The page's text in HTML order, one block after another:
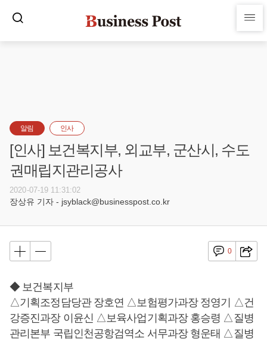
알림 인사
[인사] 보건복지부, 외교부, 군산시, 수도
권매립지관리공사
2020-07-19 11:31:02
장상유 기자 - jsyblack@businesspost.co.kr
0
◆ 보건복지부
△기획조정담당관 장호연 △보험평가과장 정영기 △건
강증진과장 이윤신 △보육사업기획과장 홍승령 △질병
관리본부 국립인천공항검역소 서무과장 형운태 △질병